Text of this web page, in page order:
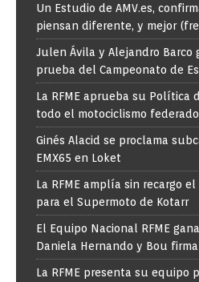
Un Estudio de AMV.es,
piensan diferente, y mejor
Julen Ávila y Alejandro Barco
prueba del Campeonato de
La RFME aprueba su Política
todo el motociclismo
Ginés Alacid se proclama
EMX65 en Loket
La RFME amplía sin recargo
para el Supermoto de Kotarr
El Equipo Nacional RFME
Daniela Hernando y Bou
La RFME presenta su equipo